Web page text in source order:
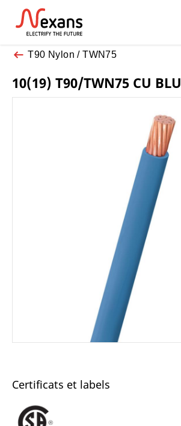
T90 Nylon / TWN75
10(19) T90/TWN75 CU BLU
Certificats et labels